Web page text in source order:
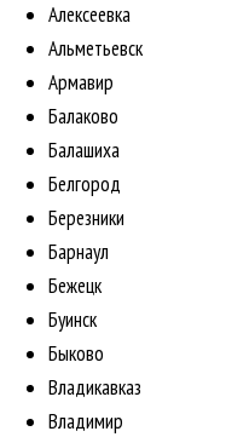
Алексеевка
Альметьевск
Армавир
Балаково
Балашиха
Белгород
Березники
Барнаул
Бежецк
Буинск
Быково
Владикавказ
Владимир